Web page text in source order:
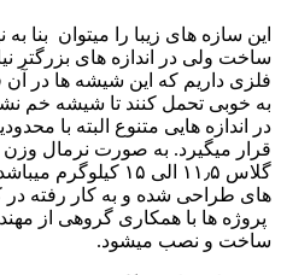
این سازه های زیبا را میتوان بنا
ساخت ولی در اندازه های بزرگتر
فلزی داریم که این شیشه ها در آن
به خوبی تحمل کنند تا شیشه خم
در اندازه هایی متنوع البته با
قرار میگیرد. به صورت نرمال
گلاس ۱۱٫۵ الی ۱۵
های طراحی شده و به کار رفته در
پروژه ها با همکاری گروهی از
ساخت و نصب می­شود.